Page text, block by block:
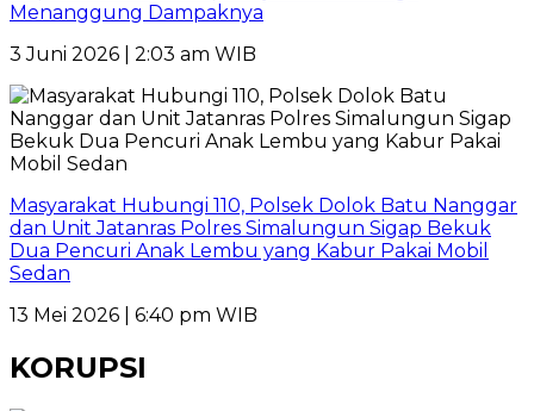
Menanggung Dampaknya
3 Juni 2026 | 2:03 am WIB
Masyarakat Hubungi 110, Polsek Dolok Batu Nanggar
dan Unit Jatanras Polres Simalungun Sigap Bekuk
Dua Pencuri Anak Lembu yang Kabur Pakai Mobil
Sedan
13 Mei 2026 | 6:40 pm WIB
KORUPSI